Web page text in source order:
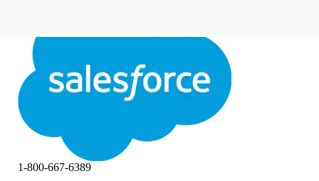
StängStäng
1-800-667-6389